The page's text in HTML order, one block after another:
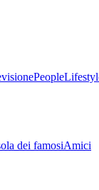
People
dei famosiAmici